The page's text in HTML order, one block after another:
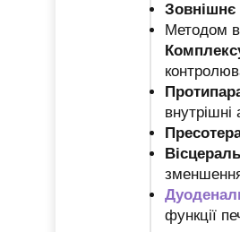
Методом
внутрішні
функції